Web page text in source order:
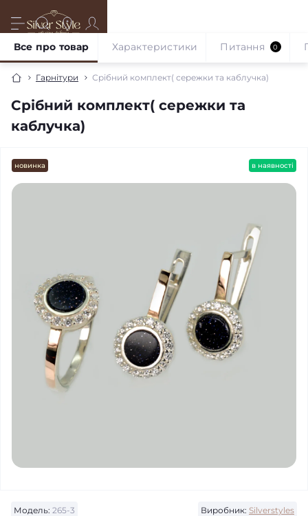
Гарнітури Срібний комплект( сережки та каблучка)
Срібний комплект( сережки та
каблучка)
Все про товар Характеристики Питання 0
новинка в наявності
Модель: 265-3 Виробник: Silverstyles